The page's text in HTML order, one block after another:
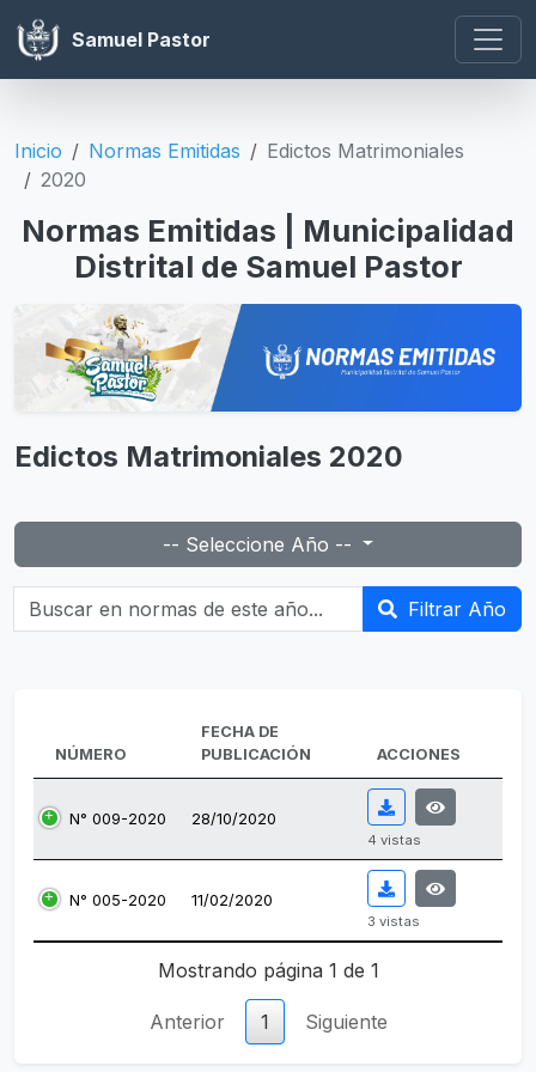
Samuel Pastor
Inicio Normas Emitidas
Edictos Matrimoniales
2020
Normas Emitidas | Municipalidad
Distrital de Samuel Pastor
Edictos Matrimoniales 2020
-- Seleccione Año --
Buscar en normas de este año... Filtrar Año
NÚMERO
FECHA DE
PUBLICACIÓN
ACCIONES
N° 009-2020 28/10/2020
4 vistas
N° 005-2020 11/02/2020
3 vistas
Mostrando página 1 de 1
Anterior 1 Siguiente